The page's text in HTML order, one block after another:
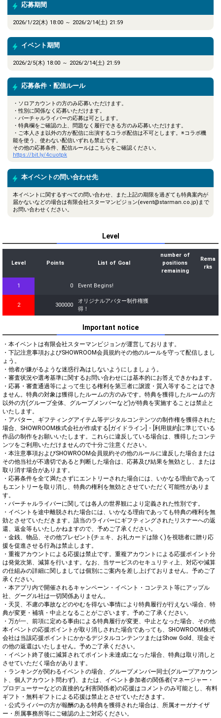
応募期間
2026/1/22(木) 18:00 ～ 2026/2/14(土) 21:59
イベント期間
2026/2/5(木) 18:00 ～ 2026/2/14(土) 21:59
応募条件・配信ルール
・ソロアカウントの方のみ応募いただけます。
・性別に関係なく応募いただけます。
・バーチャルライバーの応募は可とします。
・特典欄をご確認の上、問題なく履行できる方のみ応募いただけます。
・ご本人さま以外の方が配信に出演するコラボ配信は不可とします。※コラボ機
能を使う、使わない配信いずれも禁止です。
その他の応募条件、配信ルールはこちらをご確認ください。
https://bit.ly/4cuotpk
本イベントの問い合わせ先
本イベントに関するすべての問い合わせ、また上記の期限を過ぎても特典案内が
届かないなどの場合は有限会社スターマンビジョン(event@starman.co.jp)まで
お問い合わせください。
Level
Level Points List of Goal
number of
positions
remaining
Rema
rks
1 0 Event Begins!
2 300000
オリジナルアバター制作権獲
得！
Important notice
・本イベントは有限会社スターマンビジョンが運営しております。
・下記注意事項およびSHOWROOM会員規約その他のルールを守って配信しまし
ょう。
・他者が嫌がるような迷惑行為はしないようにしましょう。
・審査状況や選考基準に関するお問い合わせには基本的にお答えできかねます。
・応募・審査通過等によって生じる権利を第三者に譲渡・質入等することはでき
ません。特典の対象は獲得したルームの方のみです。特典を獲得したルームの方
以外の方(グループ全体、グループメンバーなど)が特典を実施することは禁止と
いたします。
・アバター、ギフティングアイテム等デジタルコンテンツの制作権を獲得された
場合、SHOWROOM株式会社が作成する[ガイドライン]・[利用規約]に準じている
作品の制作をお願いいたします。これらに違反している場合は、獲得したコンテ
ンツをご利用いただけませんので十分ご注意ください。
・本注意事項およびSHOWROOM会員規約その他のルールに違反した場合または
その他当社が不適切であると判断した場合は、応募及び結果を無効とし、または
取り消す場合があります。
・応募条件を全て満たさずにエントリーされた場合には、いかなる理由であって
もエントリーを取り消し、特典の権利を無効とさせていただく可能性がありま
す。
・バーチャルライバーに関しては各人の世界観により定義された性別です。
・イベントを途中離脱された場合には、いかなる理由であっても特典の権利を無
効とさせていただきます。該当のライバーにギフティングされたリスナーへの返
還、返金等もいたしかねますので、予めご了承ください。
・金銭、物品、その他プレゼント(チェキ、お礼カードは除く)を視聴者に贈り応
援を促進させる行為は禁止します。
・重複アカウントによる応援は禁止です。重複アカウントによる応援ポイント分
は発覚次第、減算を行います。なお、当サービスのセキュリティ上、対応や減算
の仕組みの詳細に関しましては個別にご案内を差し上げておりません。予めご了
承ください。
・本アプリ内で開催されるキャンペーン・イベント・コンテスト等にアップル
社、グーグル社は一切関係ありません。
・天災、不慮の事故などのやむを得ない事情により特典履行が行えない場合、特
典が変更・補填・中止となることがございます。予めご了承ください。
・万が一、前項に定める事由による特典履行が変更、中止となった場合、その他
本イベントの応援ポイントが取り消しされた場合であっても、SHOWROOM株式
会社は当該応援ポイントにかかるデジタルコンテンツまたはShow Gold、現金そ
の他の返還はいたしません。予めご了承ください。
・イベント終了後に減算されてポイント未達成になった場合、特典は取り消しと
させていただく場合があります。
・ランキングが関わるイベントの場合、グループメンバー同士(グループアカウン
ト、個人アカウント問わず)、または、イベント参加者の関係者(マネージャー・
プロデューサーなどの直接的な利害関係者)の応援はコメントのみ可能とし、有料
ギフト・無料ギフトによる応援は禁止とさせていただきます。
・公式ライバーの方が報酬のある特典を獲得された場合は、所属オーガナイザ